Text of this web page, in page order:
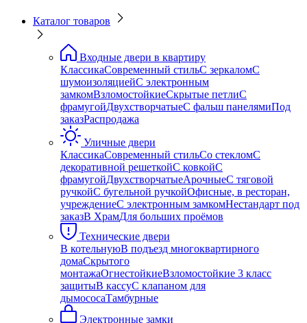
Каталог товаров
Входные двери в квартиру
КлассикаСовременный стильС зеркаломС
шумоизоляциейС электронным
замкомВзломостойкиеСкрытые петлиС
фрамугойДвухстворчатыеС фальш панелямиПод
заказРаспродажа
Уличные двери
КлассикаСовременный стильСо стекломС
декоративной решеткойС ковкойС
фрамугойДвухстворчатыеАрочныеС тяговой
ручкойС бугельной ручкойОфисные, в ресторан,
учреждениеС электронным замкомНестандарт под
заказВ ХрамДля больших проёмов
Технические двери
В котельнуюВ подъезд многоквартирного
домаСкрытого
монтажаОгнестойкиеВзломостойкие 3 класс
защитыВ кассуС клапаном для
дымососаТамбурные
Электронные замки